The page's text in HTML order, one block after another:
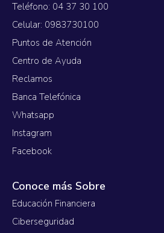
Teléfono: 04 37 30 100
Celular: 0983730100
Puntos de Atención
Centro de Ayuda
Reclamos
Banca Telefónica
Whatsapp
Instagram
Facebook
Conoce más Sobre
Educación Financiera
Ciberseguridad